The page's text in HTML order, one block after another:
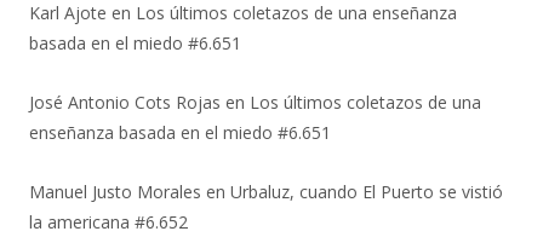
Karl Ajote en Los últimos coletazos de una enseñanza
basada en el miedo #6.651
José Antonio Cots Rojas en Los últimos coletazos de una
enseñanza basada en el miedo #6.651
Manuel Justo Morales en Urbaluz, cuando El Puerto se vistió
la americana #6.652